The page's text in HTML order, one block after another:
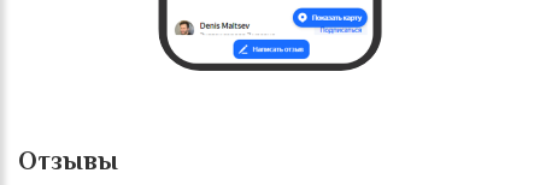
Отзывы